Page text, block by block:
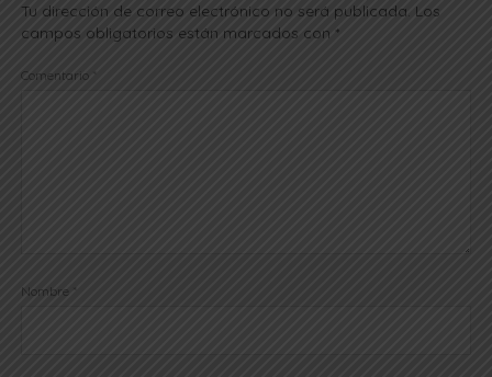
Tu dirección de correo electrónico no será publicada. Los
campos obligatorios están marcados con *
Comentario
Nombre *